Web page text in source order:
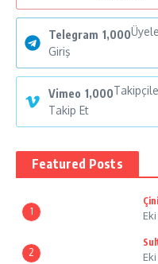
Telegram 1,000
Giriş
Vimeo 1,000
Takip Et
Featured Posts
1
2